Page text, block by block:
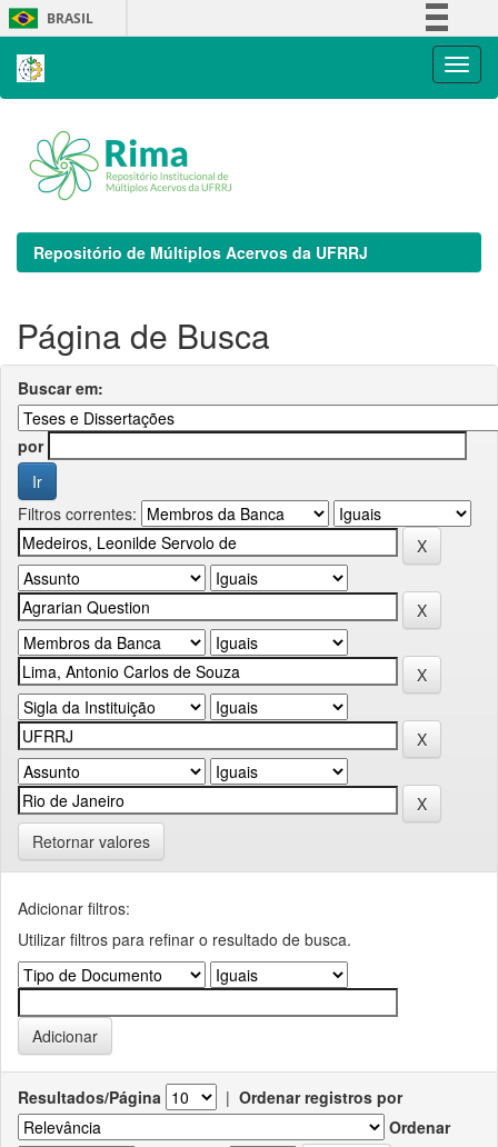
Skip
navigation
BRASIL
Repositório de Múltiplos Acervos da UFRRJ
Página de Busca
Buscar em:
por
Filtros correntes:
Retornar valores
Adicionar filtros:
Utilizar filtros para refinar o resultado de busca.
Resultados/Página | Ordenar registros por
Ordenar